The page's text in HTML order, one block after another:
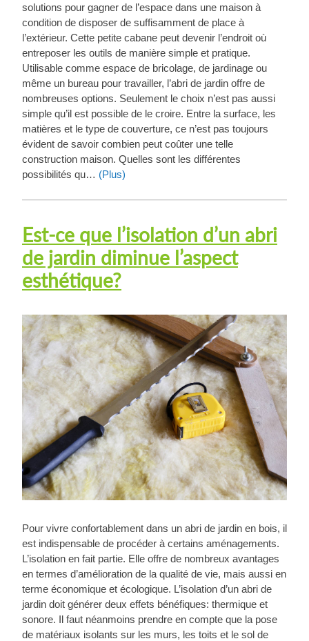
solutions pour gagner de l’espace dans une maison à
condition de disposer de suffisamment de place à
l’extérieur. Cette petite cabane peut devenir l’endroit où
entreposer les outils de manière simple et pratique.
Utilisable comme espace de bricolage, de jardinage ou
même un bureau pour travailler, l’abri de jardin offre de
nombreuses options. Seulement le choix n’est pas aussi
simple qu’il est possible de le croire. Entre la surface, les
matières et le type de couverture, ce n’est pas toujours
évident de savoir combien peut coûter une telle
construction maison. Quelles sont les différentes
possibilités qu… (Plus)
Est-ce que l’isolation d’un abri
de jardin diminue l’aspect
esthétique?
Pour vivre confortablement dans un abri de jardin en bois, il
est indispensable de procéder à certains aménagements.
L’isolation en fait partie. Elle offre de nombreux avantages
en termes d’amélioration de la qualité de vie, mais aussi en
terme économique et écologique. L’isolation d’un abri de
jardin doit générer deux effets bénéfiques: thermique et
sonore. Il faut néanmoins prendre en compte que la pose
de matériaux isolants sur les murs, les toits et le sol de